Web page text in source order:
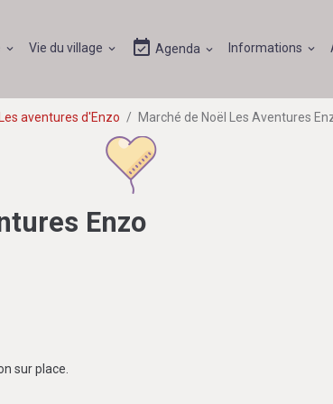
Vie du village Agenda Informations
aventures d'Enzo Marché de Noël Les Aventures
Enzo
sur place.